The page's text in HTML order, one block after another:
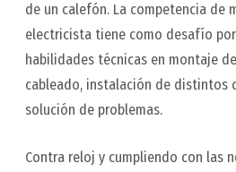
de un calefón. La competencia de
electricista tiene como desafío
habilidades técnicas en montaje
cableado, instalación de distintos
solución de problemas.
Contra reloj y cumpliendo con las